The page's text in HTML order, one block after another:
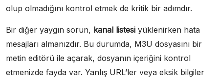
olup olmadığını kontrol etmek de kritik bir adımdır.
Bir diğer yaygın sorun, kanal listesi yüklenirken hata
mesajları almanızdır. Bu durumda, M3U dosyasını bir
metin editörü ile açarak, dosyanın içeriğini kontrol
etmenizde fayda var. Yanlış URL’ler veya eksik bilgiler